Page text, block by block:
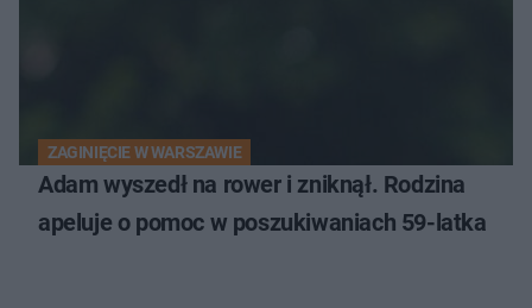
ZAGINIĘCIE W WARSZAWIE
Adam wyszedł na rower i zniknął. Rodzina
apeluje o pomoc w poszukiwaniach 59-latka